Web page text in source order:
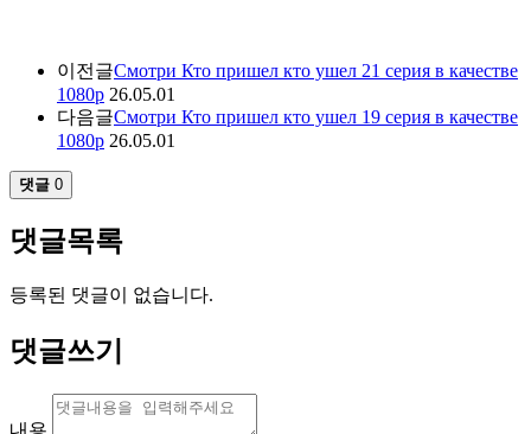
이전글Смотри Кто пришел кто ушел 21 серия в качестве
1080p 26.05.01
다음글Смотри Кто пришел кто ушел 19 серия в качестве
1080p 26.05.01
댓글 0
댓글목록
등록된 댓글이 없습니다.
댓글쓰기